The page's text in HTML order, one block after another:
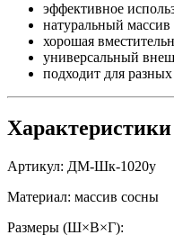
эффективное
натуральный
хорошая
универсальный
подходит для
Характеристики
Артикул: ДМ-Шк-1020у
Материал: массив сосны
Размеры (Ш×В×Г):